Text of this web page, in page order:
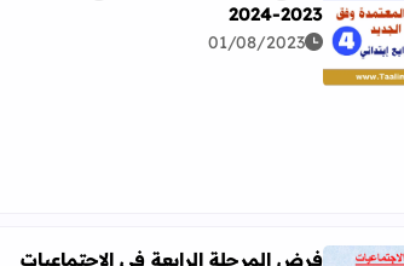
اقرأ المزيد عن توازيع سنوية المستوى الرابع طبعة 2023-2024
2023-2024
01/08/2023
فرض المرحلة الرابعة في الاجتماعيات